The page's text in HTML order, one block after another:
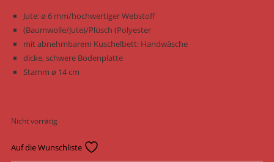
Jute: ø 6 mm/hochwertiger Webstoff
(Baumwolle/Jute)/Plüsch (Polyester
mit abnehmbarem Kuschelbett: Handwäsche
dicke, schwere Bodenplatte
Stamm ø 14 cm
Nicht vorrätig
Auf die Wunschliste